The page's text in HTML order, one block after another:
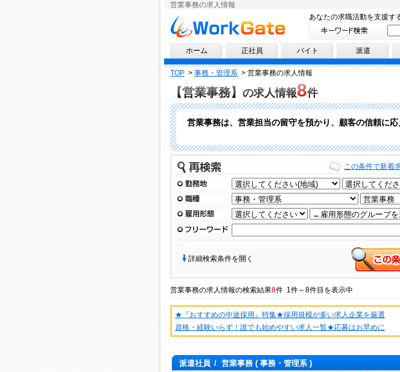
営業事務の求人情報
求人情報ならワークゲートへ！
あなたの求職活動を支援す
ホーム 正社員 バイト 派遣
TOP > 事務・管理系 > 営業事務の求人情報
【営業事務】 の求人情報8件
営業事務は、営業担当の留守を預かり、顧客の信頼に
再検索 この条件で新着
勤務地
職種
雇用形態
フリーワード
詳細検索条件を開く
営業事務の求人情報の検索結果8件 1件～8件目を表示中
★『おすすめの中途採用』特集★採用規模が多い求人企業を厳選
資格・経験いらず！誰でも始めやすい求人一覧★応募はお早めに
派遣社員 / 営業事務( 事務・管理系 )